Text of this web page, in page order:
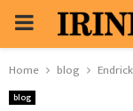
PRIMARY
MENU
Home blog
blog